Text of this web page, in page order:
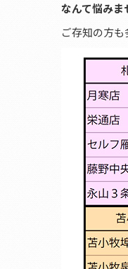
なんて悩みま
ご存知の方